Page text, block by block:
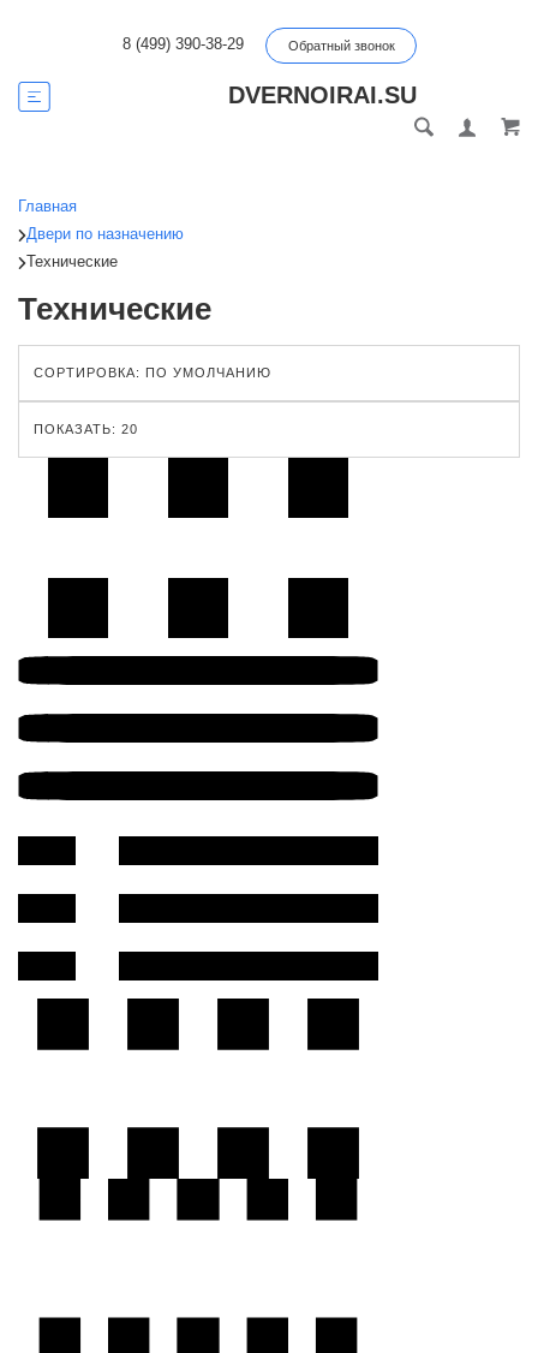
8 (499) 390-38-29 Обратный звонок
DVERNOIRAI.SU
Главная
Двери по назначению
Технические
Технические